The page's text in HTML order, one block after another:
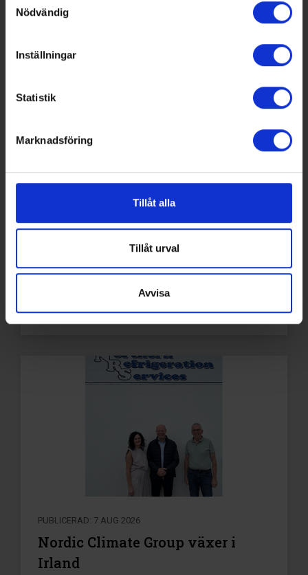
Nödvändig
Inställningar
Statistik
Marknadsföring
Tillåt alla
Tillåt urval
Avvisa
högsäkerhetsdatacenter
PUBLICERAD: 7 AUG 2026
GK får installationsuppdrag när
Peab bygger särskilt boende i
Upplands Väsby
PUBLICERAD: 7 AUG 2026
Nordic Climate Group växer i
Irland